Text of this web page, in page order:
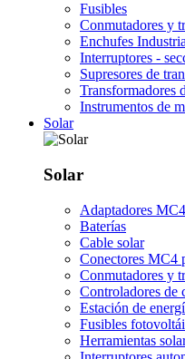
Fusibles
Conmutadores y
Enchufes
Interruptores -
Supresores de
Transformadores
Instrumentos de
Solar
Solar
Adaptadores
Baterías
Cable solar
Conectores MC4
Conmutadores y
Controladores de
Estación de
Fusibles
Herramientas